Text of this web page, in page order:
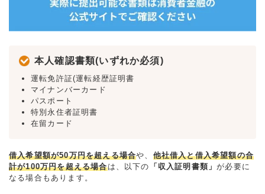
本人確認書類(いずれか必須)
運転免許証(運転経歴証明書
マイナンバーカード
パスポート
特別永住者証明書
在留カード
借入希望額が50万円を超える場合や、 他社借入と借入希望額の合
計が100万円を超える場合は、以下の 「収入証明書類」が必要に
なる場合もあります。